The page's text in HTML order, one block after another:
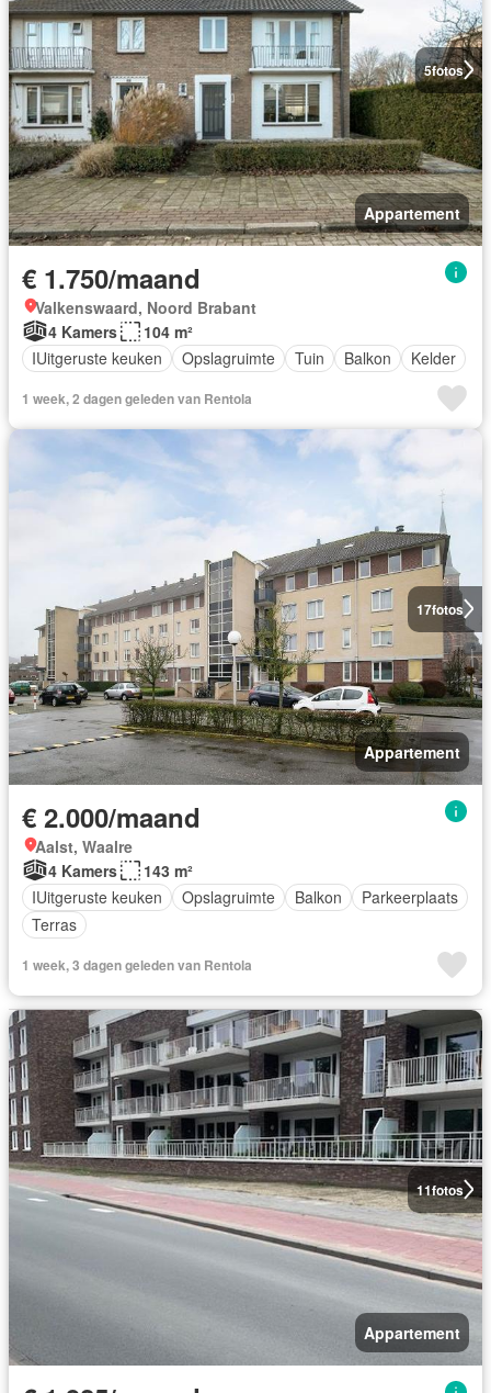
5fotos
Appartement
€ 1.750/maand
Valkenswaard, Noord Brabant
4 Kamers
104 m²
IUitgeruste keuken
Opslagruimte Tuin Balkon Kelder
1 week, 2 dagen geleden van Rentola
17fotos
Appartement
€ 2.000/maand
Aalst, Waalre
4 Kamers
143 m²
IUitgeruste keuken
Opslagruimte Balkon
Parkeerplaats
Terras
1 week, 3 dagen geleden van Rentola
11fotos
Appartement